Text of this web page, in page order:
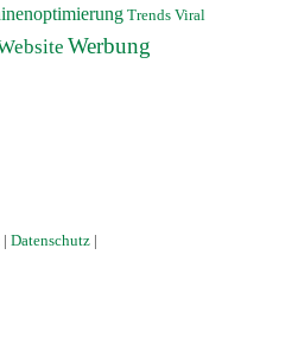
Trends Viral
Werbung
| Datenschutz |